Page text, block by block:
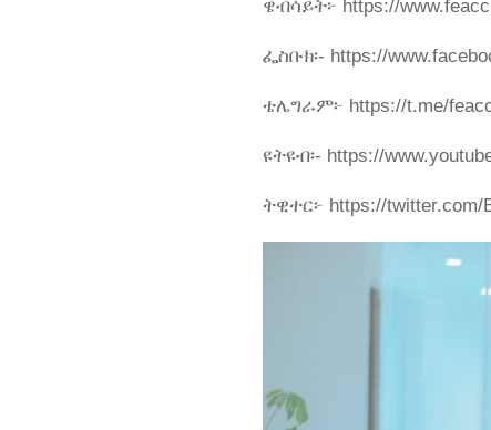
ዌብሳይት፦ https://
ፌስቡክ፡- https://
ቴሌግራም፦ https://t.me/
ዩትዩብ፡- https://
ትዊተር፦ https://